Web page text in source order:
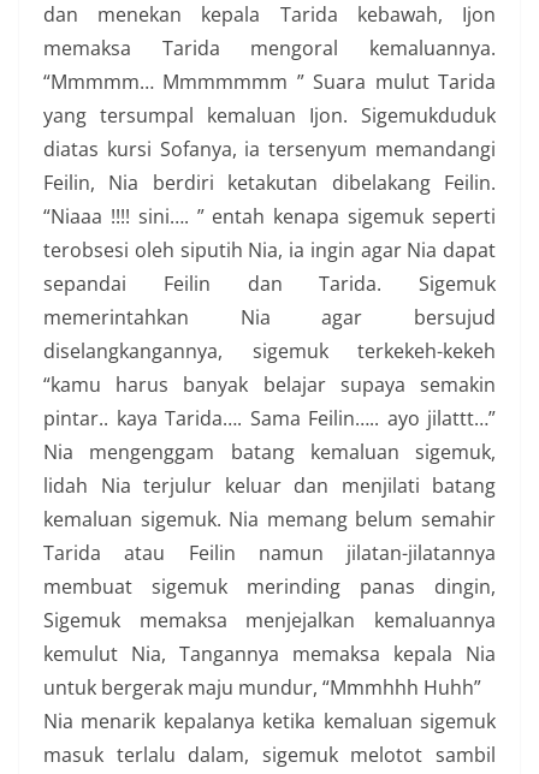
dan menekan kepala Tarida kebawah, Ijon
memaksa Tarida mengoral kemaluannya.
“Mmmmm… Mmmmmmm ” Suara mulut Tarida
yang tersumpal kemaluan Ijon. Sigemukduduk
diatas kursi Sofanya, ia tersenyum memandangi
Feilin, Nia berdiri ketakutan dibelakang Feilin.
“Niaaa !!!! sini…. ” entah kenapa sigemuk seperti
terobsesi oleh siputih Nia, ia ingin agar Nia dapat
sepandai Feilin dan Tarida. Sigemuk
memerintahkan Nia agar bersujud
diselangkangannya, sigemuk terkekeh-kekeh
“kamu harus banyak belajar supaya semakin
pintar.. kaya Tarida…. Sama Feilin….. ayo jilattt…”
Nia mengenggam batang kemaluan sigemuk,
lidah Nia terjulur keluar dan menjilati batang
kemaluan sigemuk. Nia memang belum semahir
Tarida atau Feilin namun jilatan-jilatannya
membuat sigemuk merinding panas dingin,
Sigemuk memaksa menjejalkan kemaluannya
kemulut Nia, Tangannya memaksa kepala Nia
untuk bergerak maju mundur, “Mmmhhh Huhh”
Nia menarik kepalanya ketika kemaluan sigemuk
masuk terlalu dalam, sigemuk melotot sambil